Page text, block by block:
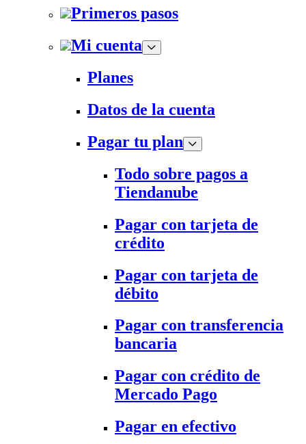
Primeros pasos
Mi cuenta
Planes
Datos de la cuenta
Pagar tu plan
Todo sobre pagos a
Tiendanube
Pagar con tarjeta de
crédito
Pagar con tarjeta de
débito
Pagar con transferencia
bancaria
Pagar con crédito de
Mercado Pago
Pagar en efectivo